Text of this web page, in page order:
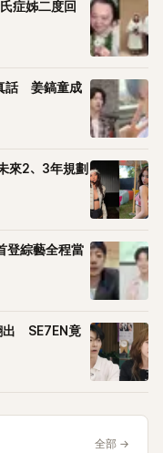
症姊二度回
真話 姜鎬童成
來2、3年規劃
登綜藝全程當
出 SE7EN竟
全部 →